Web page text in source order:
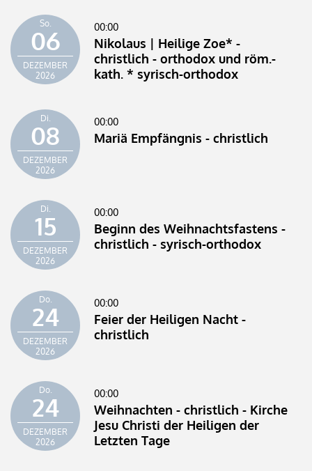
So.
06
DEZEMBER
2026
00:00
Nikolaus | Heilige Zoe* -
christlich - orthodox und röm.-
kath. * syrisch-orthodox
Di.
08
DEZEMBER
2026
00:00
Mariä Empfängnis - christlich
Di.
15
DEZEMBER
2026
00:00
Beginn des Weihnachtsfastens -
christlich - syrisch-orthodox
Do.
24
DEZEMBER
2026
00:00
Feier der Heiligen Nacht -
christlich
Do.
24
DEZEMBER
2026
00:00
Weihnachten - christlich - Kirche
Jesu Christi der Heiligen der
Letzten Tage